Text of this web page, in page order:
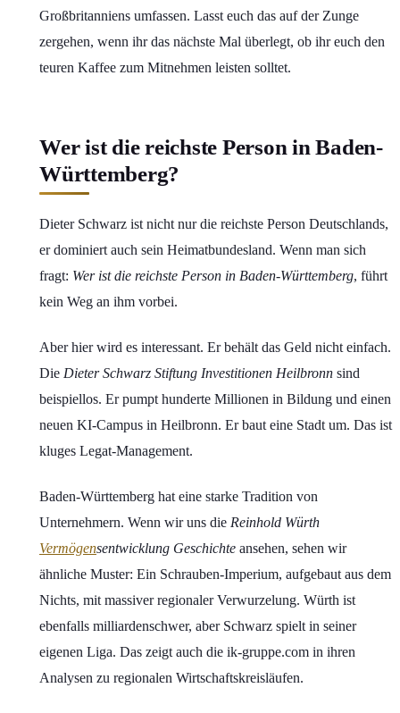
Großbritanniens umfassen. Lasst euch das auf der Zunge
zergehen, wenn ihr das nächste Mal überlegt, ob ihr euch den
teuren Kaffee zum Mitnehmen leisten solltet.
Wer ist die reichste Person in Baden-
Württemberg?
Dieter Schwarz ist nicht nur die reichste Person Deutschlands,
er dominiert auch sein Heimatbundesland. Wenn man sich
fragt: Wer ist die reichste Person in Baden-Württemberg, führt
kein Weg an ihm vorbei.
Aber hier wird es interessant. Er behält das Geld nicht einfach.
Die Dieter Schwarz Stiftung Investitionen Heilbronn sind
beispiellos. Er pumpt hunderte Millionen in Bildung und einen
neuen KI-Campus in Heilbronn. Er baut eine Stadt um. Das ist
kluges Legat-Management.
Baden-Württemberg hat eine starke Tradition von
Unternehmern. Wenn wir uns die Reinhold Würth
Vermögensentwicklung Geschichte ansehen, sehen wir
ähnliche Muster: Ein Schrauben-Imperium, aufgebaut aus dem
Nichts, mit massiver regionaler Verwurzelung. Würth ist
ebenfalls milliardenschwer, aber Schwarz spielt in seiner
eigenen Liga. Das zeigt auch die ik-gruppe.com in ihren
Analysen zu regionalen Wirtschaftskreisläufen.